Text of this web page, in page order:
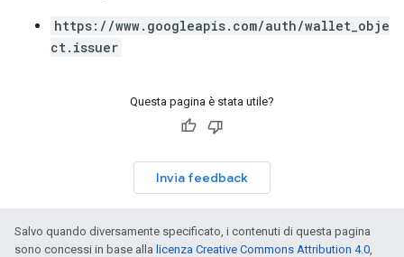
https://www.googleapis.com/auth/wallet_obje
ct.issuer
Questa pagina è stata utile?
Invia feedback
Salvo quando diversamente specificato, i contenuti di questa pagina
sono concessi in base alla licenza Creative Commons Attribution 4.0,